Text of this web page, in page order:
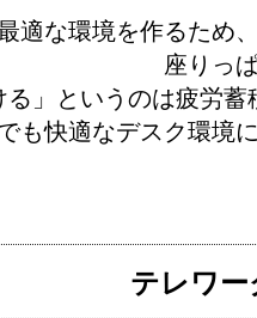
適な環境を作るため
座りっ
る」というのは疲労
も快適なデスク環境
テレワ